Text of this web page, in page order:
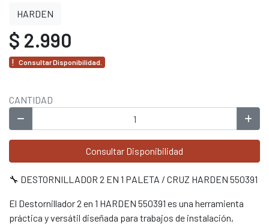
HARDEN
$ 2.990
Consultar Disponibilidad.
CANTIDAD
Consultar Disponibilidad
🔧 DESTORNILLADOR 2 EN 1 PALETA / CRUZ HARDEN 550391
El Destornillador 2 en 1 HARDEN 550391 es una herramienta
práctica y versátil diseñada para trabajos de instalación,